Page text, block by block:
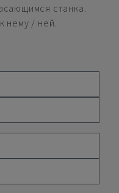
станка.
нему / ней.